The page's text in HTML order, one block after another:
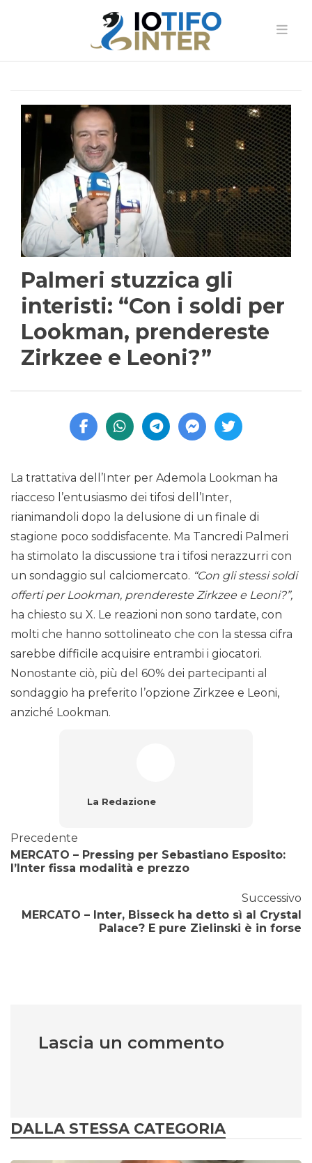
Palmeri stuzzica gli
interisti: “Con i soldi per
Lookman, prendereste
Zirkzee e Leoni?”
La trattativa dell’Inter per Ademola Lookman ha
riacceso l’entusiasmo dei tifosi dell’Inter,
rianimandoli dopo la delusione di un finale di
stagione poco soddisfacente. Ma Tancredi Palmeri
ha stimolato la discussione tra i tifosi nerazzurri con
un sondaggio sul calciomercato. “Con gli stessi soldi
offerti per Lookman, prendereste Zirkzee e Leoni?”,
ha chiesto su X. Le reazioni non sono tardate, con
molti che hanno sottolineato che con la stessa cifra
sarebbe difficile acquisire entrambi i giocatori.
Nonostante ciò, più del 60% dei partecipanti al
sondaggio ha preferito l’opzione Zirkzee e Leoni,
anziché Lookman.
La Redazione
Precedente
MERCATO – Pressing per Sebastiano Esposito:
l’Inter fissa modalità e prezzo
Successivo
MERCATO – Inter, Bisseck ha detto sì al Crystal
Palace? E pure Zielinski è in forse
Lascia un commento
DALLA STESSA CATEGORIA